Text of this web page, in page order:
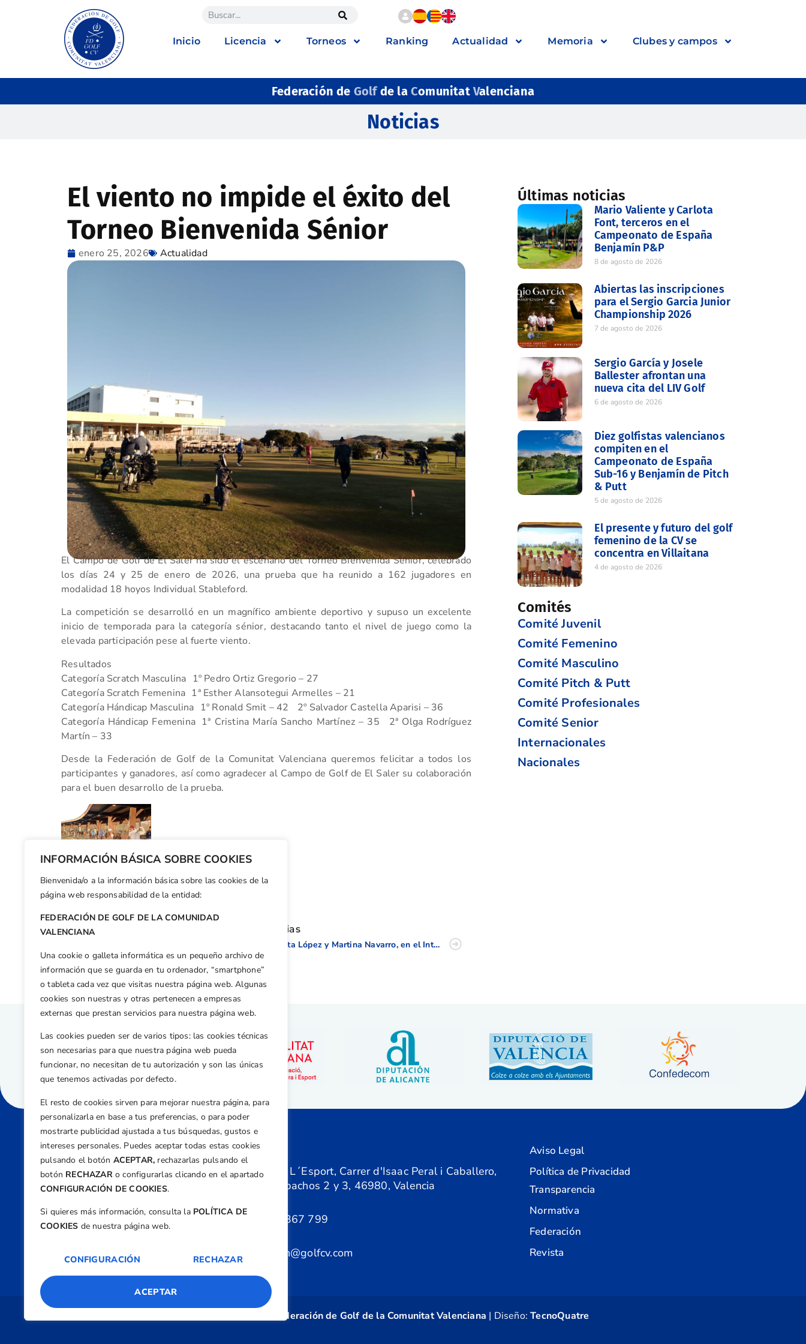
INFORMACIÓN BÁSICA SOBRE COOKIES
Bienvenida/o a la información básica sobre las cookies de la
página web responsabilidad de la entidad:
FEDERACIÓN DE GOLF DE LA COMUNIDAD
VALENCIANA
Una cookie o galleta informática es un pequeño archivo de
información que se guarda en tu ordenador, “smartphone”
o tableta cada vez que visitas nuestra página web. Algunas
cookies son nuestras y otras pertenecen a empresas
externas que prestan servicios para nuestra página web.
Las cookies pueden ser de varios tipos: las cookies técnicas
son necesarias para que nuestra página web pueda
funcionar, no necesitan de tu autorización y son las únicas
que tenemos activadas por defecto.
El resto de cookies sirven para mejorar nuestra página, para
personalizarla en base a tus preferencias, o para poder
mostrarte publicidad ajustada a tus búsquedas, gustos e
intereses personales. Puedes aceptar todas estas cookies
pulsando el botón ACEPTAR, rechazarlas pulsando el
botón RECHAZARo configurarlas clicando en el apartado
CONFIGURACIÓN DE COOKIES.
Si quieres más información, consulta la POLÍTICA DE
COOKIES de nuestra página web.
CONFIGURACIÓN RECHAZAR
ACEPTAR
Inicio Licencia Torneos Ranking Actualidad Memoria Clubes y campos
Federación de Golfde la ComunitatValenciana
Noticias
El viento no impide el éxito del
Torneo Bienvenida Sénior
enero 25, 2026 Actualidad
El Campo de Golf de El Saler ha sido el escenario del Torneo Bienvenida Sénior, celebrado
los días 24 y 25 de enero de 2026, una prueba que ha reunido a 162 jugadores en
modalidad 18 hoyos Individual Stableford.
La competición se desarrolló en un magnífico ambiente deportivo y supuso un excelente
inicio de temporada para la categoría sénior, destacando tanto el nivel de juego como la
elevada participación pese al fuerte viento.
Resultados
Categoría Scratch Masculina 1º Pedro Ortiz Gregorio – 27
Categoría Scratch Femenina 1ª Esther Alansotegui Armelles – 21
Categoría Hándicap Masculina 1º Ronald Smit – 42 2º Salvador Castella Aparisi – 36
Categoría Hándicap Femenina 1ª Cristina María Sancho Martínez – 35 2ª Olga Rodríguez
Martín – 33
Desde la Federación de Golf de la Comunitat Valenciana queremos felicitar a todos los
participantes y ganadores, así como agradecer al Campo de Golf de El Saler su colaboración
para el buen desarrollo de la prueba.
Facebook
X WhatsApp
LinkedIn
Email
Otras noticias
Carlota López y Martina Navarro, en el Internacional de Portugal
Últimas noticias
Mario Valiente y Carlota
Font, terceros en el
Campeonato de España
Benjamín P&P
8 de agosto de 2026
Abiertas las inscripciones
para el Sergio Garcia Junior
Championship 2026
7 de agosto de 2026
Sergio García y Josele
Ballester afrontan una
nueva cita del LIV Golf
6 de agosto de 2026
Diez golfistas valencianos
compiten en el
Campeonato de España
Sub-16 y Benjamín de Pitch
& Putt
5 de agosto de 2026
El presente y futuro del golf
femenino de la CV se
concentra en Villaitana
4 de agosto de 2026
Comités
Comité Juvenil
Comité Femenino
Comité Masculino
Comité Pitch & Putt
Comité Profesionales
Comité Senior
Internacionales
Nacionales
Dirección
Centre de L´Esport, Carrer d'Isaac Peral i Caballero,
Nº 5, Despachos 2 y 3, 46980, Valencia
+34 961 367 799
federacion@golfcv.com
Aviso Legal
Política de Privacidad
Transparencia
Normativa
Federación
Revista
Federación de Golf de la Comunitat Valenciana | Diseño:TecnoQuatre